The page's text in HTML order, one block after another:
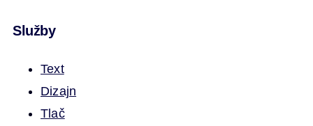
Služby
Text
Dizajn
Tlač